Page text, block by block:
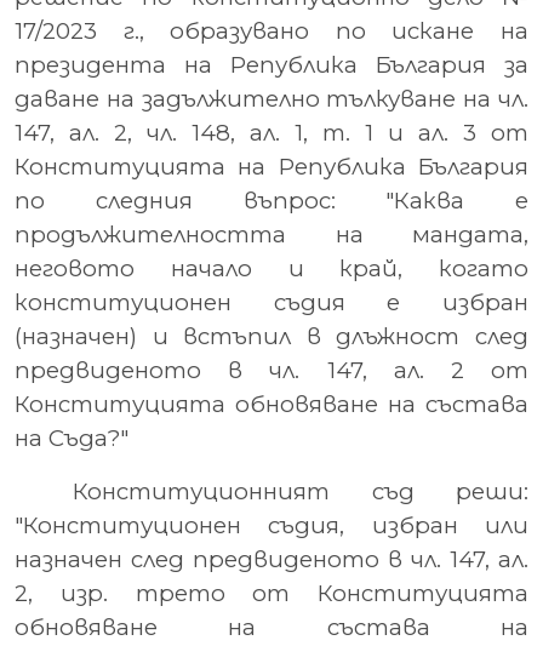
17/2023 г., образувано по искане на
президента на Република България за
даване на задължително тълкуване на чл.
147, ал. 2, чл. 148, ал. 1, т. 1 и ал. 3 от
Конституцията на Република България
по следния въпрос: "Каква е
продължителността на мандата,
неговото начало и край, когато
конституционен съдия е избран
(назначен) и встъпил в длъжност след
предвиденото в чл. 147, ал. 2 от
Конституцията обновяване на състава
на Съда?"
Конституционният съд реши:
"Конституционен съдия, избран или
назначен след предвиденото в чл. 147, ал.
2, изр. трето от Конституцията
обновяване на състава на